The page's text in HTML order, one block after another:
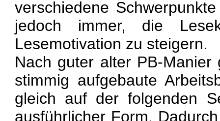
verschiedene
jedoch immer, die
Lesemotivation zu steigern.
Nach guter alter PB-
stimmig aufgebaute
gleich auf der folgenden
ausführlicher Form.